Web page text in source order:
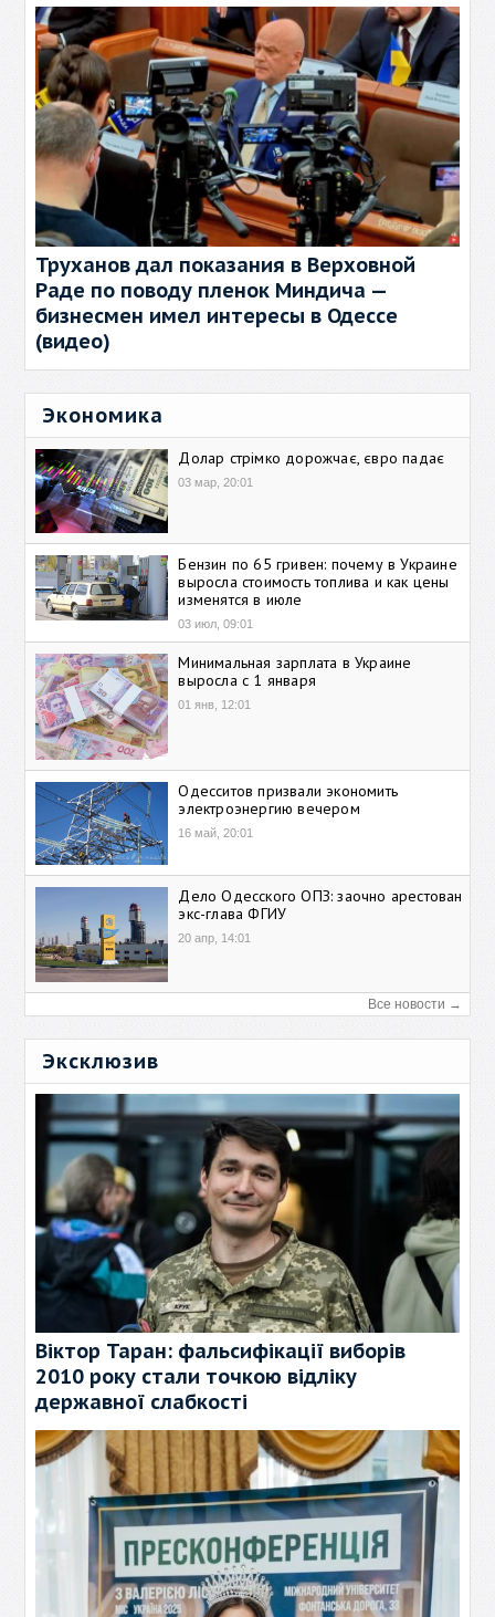
Труханов дал показания в Верховной
Раде по поводу пленок Миндича —
бизнесмен имел интересы в Одессе
(видео)
Экономика
Долар стрімко дорожчає, євро падає
03 мар, 20:01
Бензин по 65 гривен: почему в Украине
выросла стоимость топлива и как цены
изменятся в июле
03 июл, 09:01
Минимальная зарплата в Украине
выросла с 1 января
01 янв, 12:01
Одесситов призвали экономить
электроэнергию вечером
16 май, 20:01
Дело Одесского ОПЗ: заочно арестован
экс-глава ФГИУ
20 апр, 14:01
Все новости →
Эксклюзив
Віктор Таран: фальсифікації виборів
2010 року стали точкою відліку
державної слабкості